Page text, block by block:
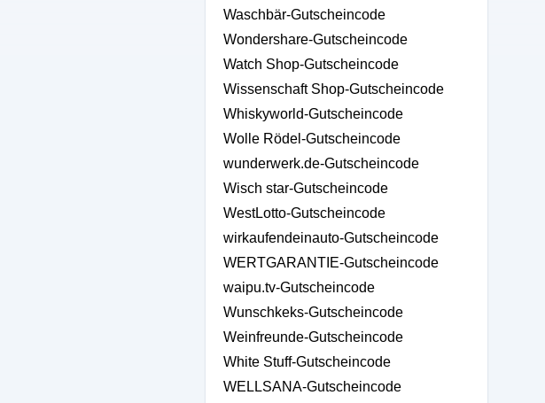
Waschbär-Gutscheincode
Wondershare-Gutscheincode
Watch Shop-Gutscheincode
Wissenschaft Shop-Gutscheincode
Whiskyworld-Gutscheincode
Wolle Rödel-Gutscheincode
wunderwerk.de-Gutscheincode
Wisch star-Gutscheincode
WestLotto-Gutscheincode
wirkaufendeinauto-Gutscheincode
WERTGARANTIE-Gutscheincode
waipu.tv-Gutscheincode
Wunschkeks-Gutscheincode
Weinfreunde-Gutscheincode
White Stuff-Gutscheincode
WELLSANA-Gutscheincode